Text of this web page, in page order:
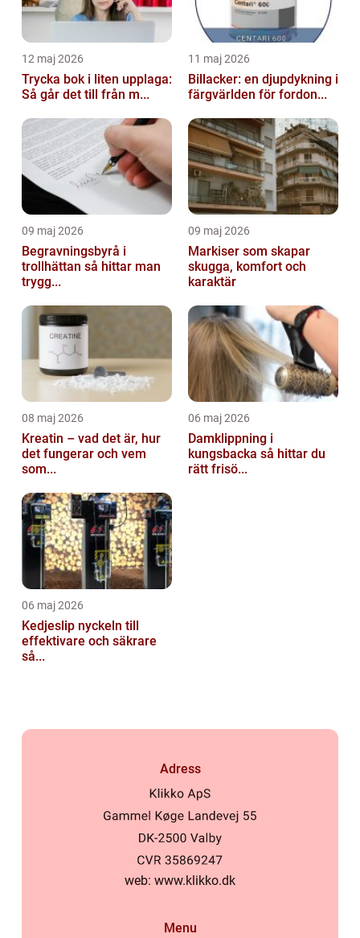
12 maj 2026
Trycka bok i liten upplaga:
Så går det till från m...
11 maj 2026
Billacker: en djupdykning i
färgvärlden för fordon...
09 maj 2026
Begravningsbyrå i
trollhättan så hittar man
trygg...
09 maj 2026
Markiser som skapar
skugga, komfort och
karaktär
08 maj 2026
Kreatin – vad det är, hur
det fungerar och vem
som...
06 maj 2026
Damklippning i
kungsbacka så hittar du
rätt frisö...
06 maj 2026
Kedjeslip nyckeln till
effektivare och säkrare
så...
Adress
web: www.klikko.dk
Menu